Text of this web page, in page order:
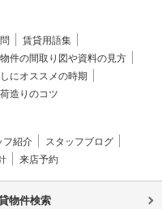
賃貸用語集
件の間取り図や資料の見方
にオススメの時期
造りのコツ
フ紹介
スタッフブログ
来店予約
物件検索